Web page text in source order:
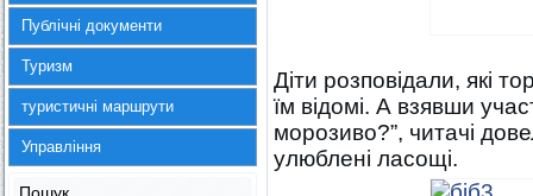
Публічні документи
Туризм
туристичні маршрути
Управління
Діти розповідали, які
їм відомі. А взявши
морозиво?”, читачі
улюблені ласощі.